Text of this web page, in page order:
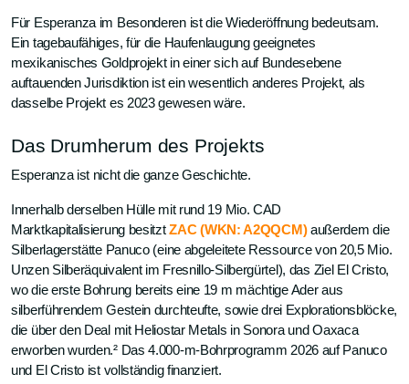
Für Esperanza im Besonderen ist die Wiederöffnung bedeutsam.
Ein tagebaufähiges, für die Haufenlaugung geeignetes
mexikanisches Goldprojekt in einer sich auf Bundesebene
auftauenden Jurisdiktion ist ein wesentlich anderes Projekt, als
dasselbe Projekt es 2023 gewesen wäre.
Das Drumherum des Projekts
Esperanza ist nicht die ganze Geschichte.
Innerhalb derselben Hülle mit rund 19 Mio. CAD
Marktkapitalisierung besitztZAC (WKN: A2QQCM)außerdem die
Silberlagerstätte Panuco (eine abgeleitete Ressource von 20,5 Mio.
Unzen Silberäquivalent im Fresnillo-Silbergürtel), das Ziel El Cristo,
wo die erste Bohrung bereits eine 19 m mächtige Ader aus
silberführendem Gestein durchteufte, sowie drei Explorationsblöcke,
die über den Deal mit Heliostar Metals in Sonora und Oaxaca
erworben wurden.² Das 4.000-m-Bohrprogramm 2026 auf Panuco
und El Cristo ist vollständig finanziert.